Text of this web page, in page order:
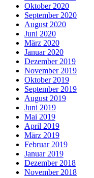
Oktober 2020
September 2020
August 2020
Juni 2020
März 2020
Januar 2020
Dezember 2019
November 2019
Oktober 2019
September 2019
August 2019
Juni 2019
Mai 2019
April 2019
März 2019
Februar 2019
Januar 2019
Dezember 2018
November 2018